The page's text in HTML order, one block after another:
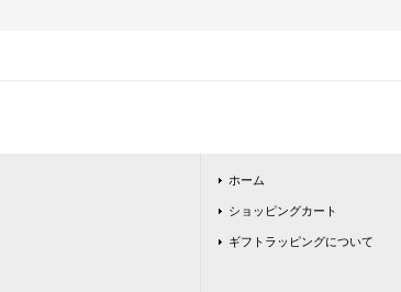
ホーム
ショッピングカート
ギフトラッピングについて